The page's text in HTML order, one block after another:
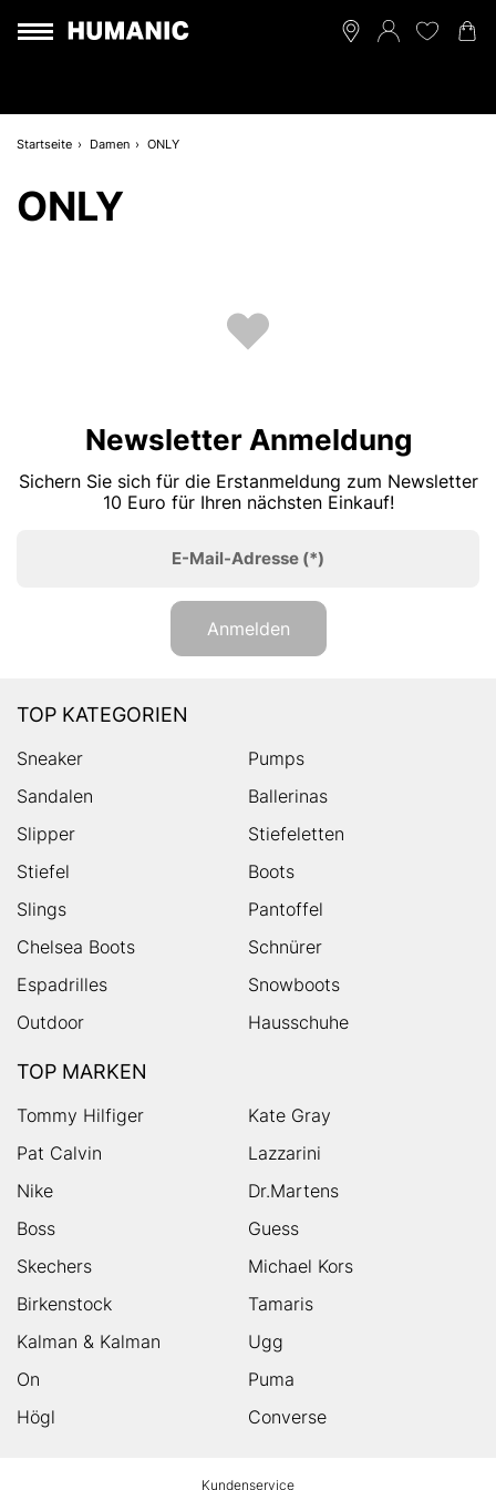
Startseite Damen ONLY
ONLY
Newsletter Anmeldung
Sichern Sie sich für die Erstanmeldung zum Newsletter
10 Euro für Ihren nächsten Einkauf!
E-Mail-Adresse (*)
Anmelden
TOP KATEGORIEN
Sneaker
Pumps
Sandalen
Ballerinas
Slipper
Stiefeletten
Stiefel
Boots
Slings
Pantoffel
Chelsea Boots
Schnürer
Espadrilles
Snowboots
Outdoor
Hausschuhe
TOP MARKEN
Tommy Hilfiger
Kate Gray
Pat Calvin
Lazzarini
Nike
Dr.Martens
Boss
Guess
Skechers
Michael Kors
Birkenstock
Tamaris
Kalman & Kalman
Ugg
On
Puma
Högl
Converse
Kundenservice